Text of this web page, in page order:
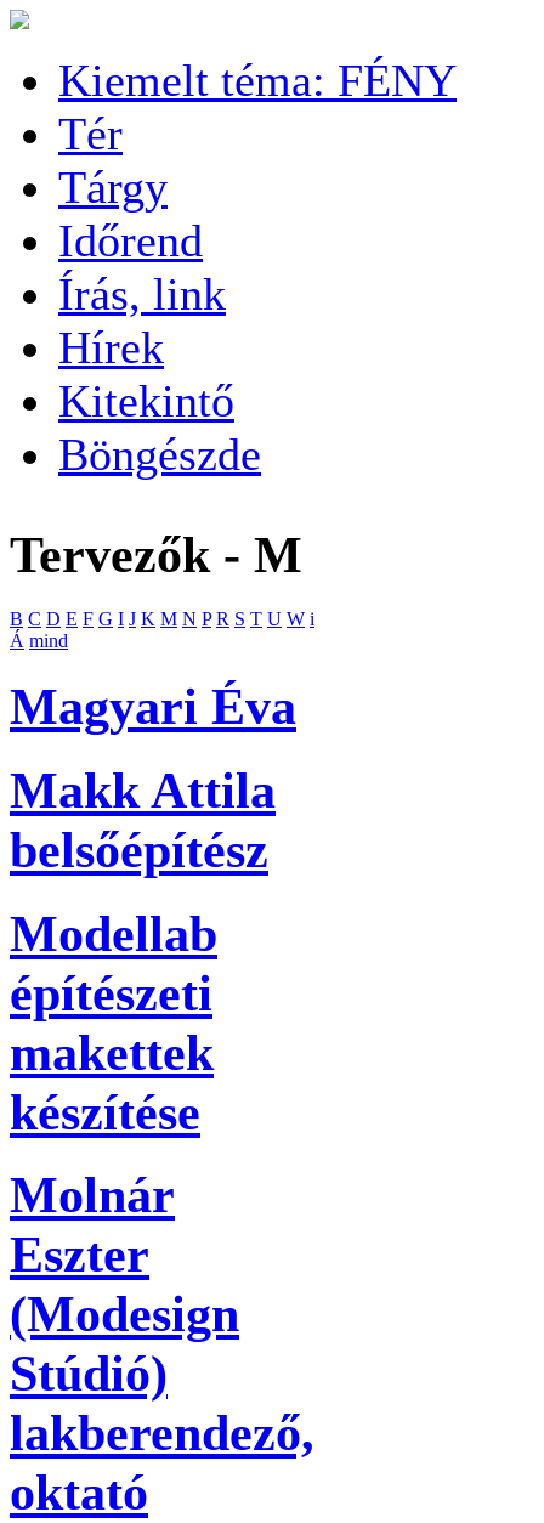
Kiemelt téma: FÉNY
Tér
Tárgy
Időrend
Írás, link
Hírek
Kitekintő
Böngészde
Tervezők - M
B C D E F G I J K M N P R S T U W i
Á mind
Magyari Éva
Makk Attila
belsőépítész
Modellab
építészeti
makettek
készítése
Molnár
Eszter
(Modesign
Stúdió)
lakberendező,
oktató